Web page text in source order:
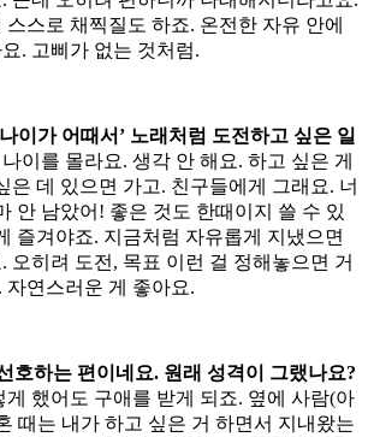
스로 채찍질도 하죠. 온전한 자유 안에
. 고삐가 없는 것처럼.
이가 어때서’ 노래처럼 도전하고 싶은 일
이를 몰라요. 생각 안 해요. 하고 싶은 게
은 데 있으면 가고. 친구들에게 그래요. 너
안 남았어! 좋은 것도 한때이지 쓸 수 있
즐겨야죠. 지금처럼 자유롭게 지냈으면
오히려 도전, 목표 이런 걸 정해놓으면 거
연스러운 게 좋아요.
호하는 편이네요. 원래 성격이 그랬나요?
게 했어도 구애를 받게 되죠. 옆에 사람(아
때는 내가 하고 싶은 거 하면서 지내왔는